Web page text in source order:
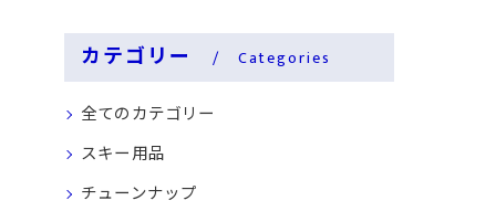
カテゴリー Categories
全てのカテゴリー
スキー用品
チューンナップ